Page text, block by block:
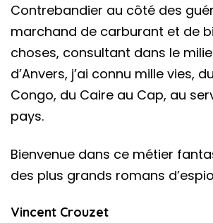
Contrebandier au côté des
marchand de carburant et de
choses, consultant dans le
d’Anvers, j’ai connu mille vies,
Congo, du Caire au Cap, au
pays.
Bienvenue dans ce métier
des plus grands romans
Vincent Crouzet